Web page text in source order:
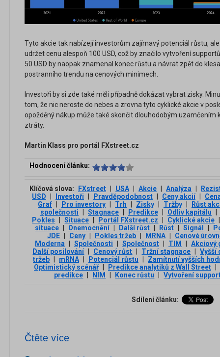
Tyto akcie tak nabízejí investorům zajímavý potenciál růstu,
udržet cenu alespoň 100 USD, což by značilo vytvoření
50 USD by naopak znamenal konec růstu a návrat zpět do
postranního trendu na cenových minimech.
Investoři by si zde také měli případně dokázat vybrat zisky.
tom, že nic neroste do nebes a zrovna tyto cyklické akcie v
opožděný nákup může také skončit dlouhodobým uzamčením
ztráty.
Martin Klass pro portál FXstreet.cz
Hodnocení článku:
Klíčová slova: FXstreet | USA | Akcie | Analýza |
USD | Investoři | Pravděpodobnost | Ceny akcií |
Graf | Pro investory | Trh | Zisky | Tržby |
Růst
společnosti | Stagnace | Predikce | Odliv kapitálu |
Pokles | Situace | Portál FXstreet.cz | Cyklické akcie |
situace | Onemocnění | Další růst | Růst | Signál |
JDE | Ceny | Pokles tržeb | MRNA |
Cenové
Moderna | Společnosti | Společnost | TIM | Akciový
Další posilování | Cenový růst | Tržní stagnace | Vyšší
tržeb | mRNA | Potenciál růstu |
Zamítnutí vyšších
Optimistický scénář | Predikce analytiků z Wall Street |
predikce | NIM | Konec růstu | Vytvoření
Sdílení článku:
Čtěte více